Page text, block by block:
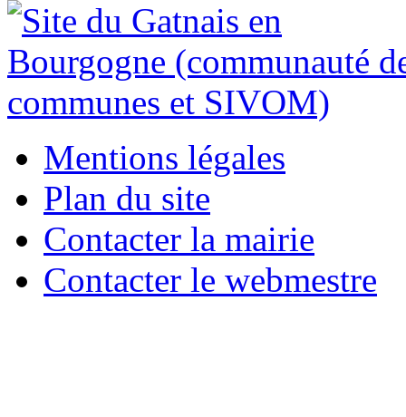
Mentions légales
Plan du site
Contacter la mairie
Contacter le webmestre